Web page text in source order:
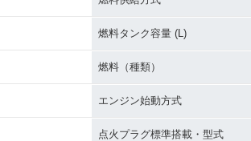
燃料タンク容量 (L)
燃料（種類）
エンジン始動方式
点火プラグ標準搭載・型式